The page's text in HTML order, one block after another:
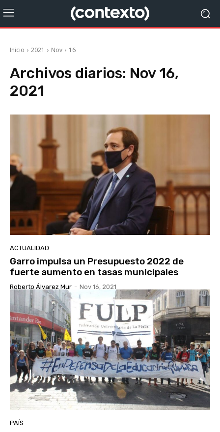
Inicio 2021 Nov 16
Archivos diarios: Nov 16,
2021
ACTUALIDAD
Garro impulsa un Presupuesto 2022 de
fuerte aumento en tasas municipales
Roberto Álvarez Mur - Nov 16, 2021
PAÍS